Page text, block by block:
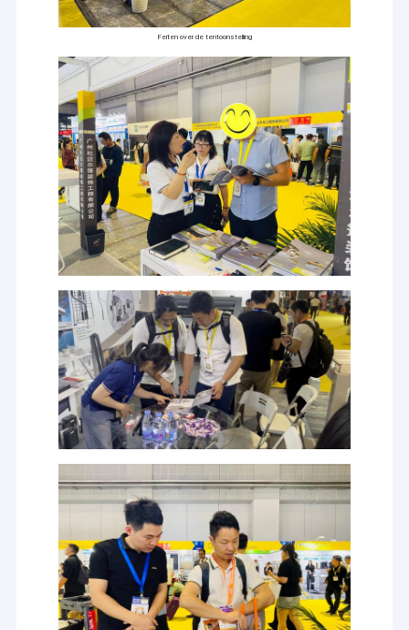
Producten
Over ons
Feiten over de tentoonstelling
Profiel van de onderneming
DM AWNING SULOTION CO., LTD professionele luifel en
zonnebril voor buitenproducten met R&D, groothandel en
marketing.Wij zijn een fabrikant die gespecialiseerd is in